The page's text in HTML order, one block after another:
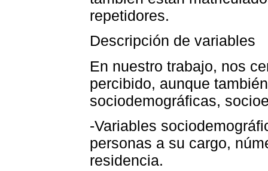
repetidores.
Descripción de variables
En nuestro trabajo, nos
percibido, aunque
sociodemográficas,
-Variables
personas a su cargo,
residencia.